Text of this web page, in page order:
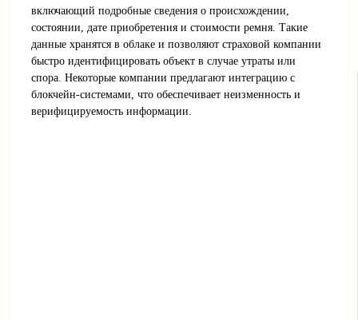
включающий подробные сведения о происхождении,
состоянии, дате приобретения и стоимости ремня. Такие
данные хранятся в облаке и позволяют страховой компании
быстро идентифицировать объект в случае утраты или
спора. Некоторые компании предлагают интеграцию с
блокчейн-системами, что обеспечивает неизменность и
верифицируемость информации.